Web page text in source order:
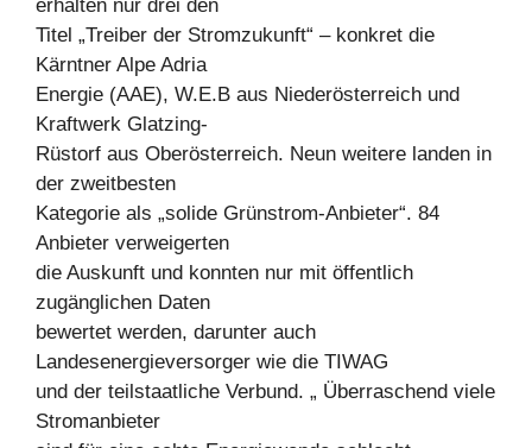
erhalten nur drei den
Titel „Treiber der Stromzukunft“ – konkret die
Kärntner Alpe Adria
Energie (AAE), W.E.B aus Niederösterreich und
Kraftwerk Glatzing-
Rüstorf aus Oberösterreich. Neun weitere landen in
der zweitbesten
Kategorie als „solide Grünstrom-Anbieter“. 84
Anbieter verweigerten
die Auskunft und konnten nur mit öffentlich
zugänglichen Daten
bewertet werden, darunter auch
Landesenergieversorger wie die TIWAG
und der teilstaatliche Verbund. „ Überraschend viele
Stromanbieter